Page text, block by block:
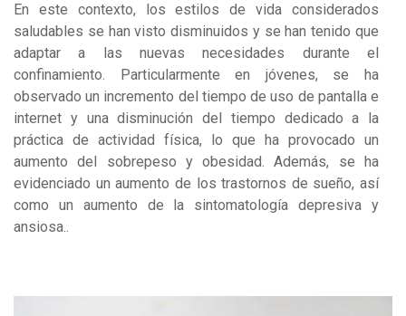
En este contexto, los estilos de vida considerados
saludables se han visto disminuidos y se han tenido que
adaptar a las nuevas necesidades durante el
confinamiento. Particularmente en jóvenes, se ha
observado un incremento del tiempo de uso de pantalla e
internet y una disminución del tiempo dedicado a la
práctica de actividad física, lo que ha provocado un
aumento del sobrepeso y obesidad. Además, se ha
evidenciado un aumento de los trastornos de sueño, así
como un aumento de la sintomatología depresiva y
ansiosa..